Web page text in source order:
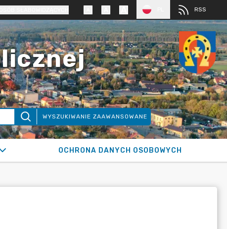
RSS
WYSZUKIWANIE ZAAWANSOWANE
OCHRONA DANYCH OSOBOWYCH